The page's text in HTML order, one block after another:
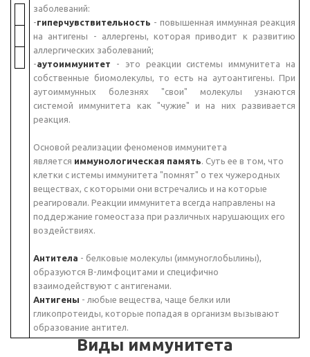
заболеваний:
-гиперчувствительность - повышенная иммунная реакция
на антигены - аллергены, которая приводит к развитию
аллергических заболеваний;
-аутоиммунитет - это реакции системы иммунитета на
собственные биомолекулы, то есть на аутоантигены. При
аутоиммунных болезнях "свои" молекулы узнаются
системой иммунитета как "чужие" и на них развивается
реакция.
Основой реализации феноменов иммунитета
является иммунологическая память. Суть ее в том, что
клетки с истемы иммунитета "помнят" о тех чужеродных
веществах, с которыми они встречались и на которые
реагировали. Реакции иммунитета всегда направлены на
поддержание гомеостаза при различных нарушающих его
воздействиях.
Антитела - белковые молекулы (иммуноглобылины),
образуются В-лимфоцитами и специфично
взаимодействуют с антигенами.
Антигены - любые вещества, чаще белки или
гликопротеиды, которые попадая в организм вызывают
образование антител.
Виды иммунитета